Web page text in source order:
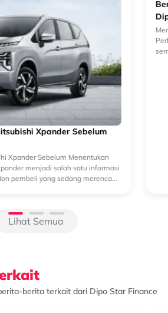
Semakin Banyak Dipertimbangkan?
otomotif membuat pilihan kendaraan
kendaraan bermesin konvensional, kini
Lihat Semua
berita terkait dari Dipo Star Finance